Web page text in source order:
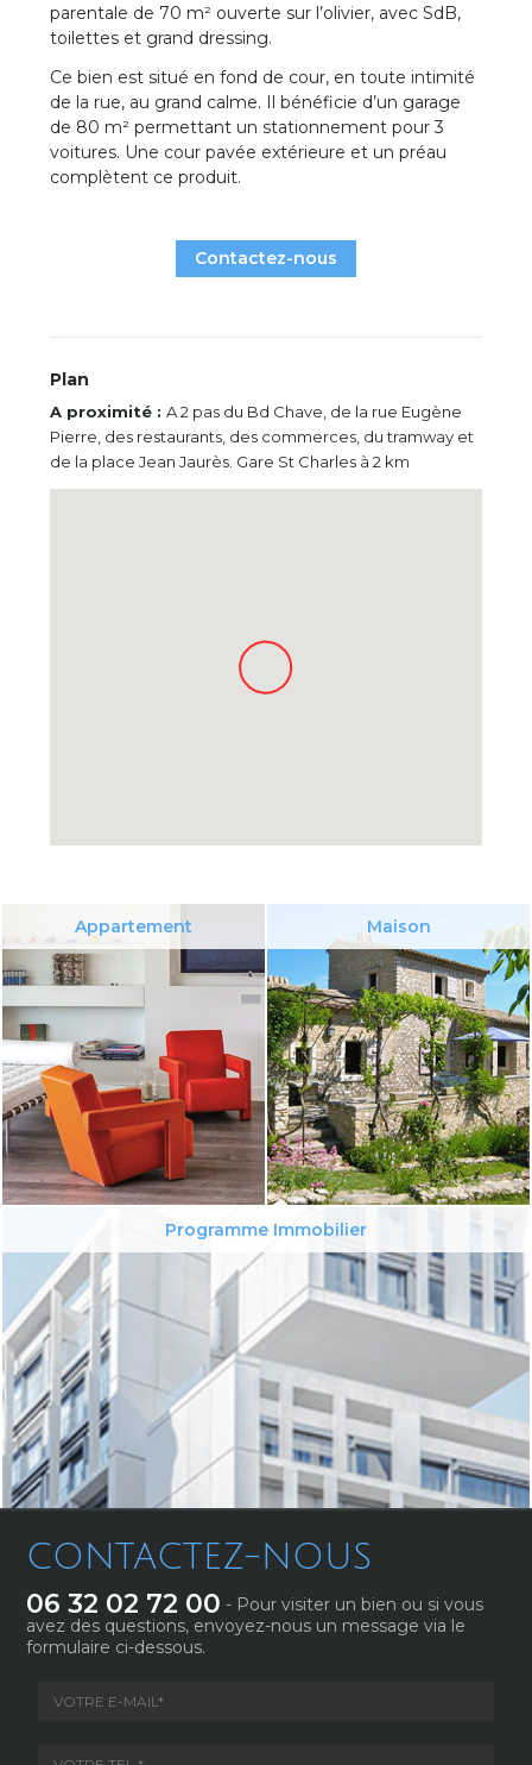
parentale de 70 m² ouverte sur l’olivier, avec SdB,
toilettes et grand dressing.
Ce bien est situé en fond de cour, en toute intimité
de la rue, au grand calme. Il bénéficie d’un garage
de 80 m² permettant un stationnement pour 3
voitures. Une cour pavée extérieure et un préau
complètent ce produit.
Contactez-nous
Plan
A proximité : A 2 pas du Bd Chave, de la rue Eugène
Pierre, des restaurants, des commerces, du tramway et
de la place Jean Jaurès. Gare St Charles à 2 km
Appartement Maison
Programme Immobilier
CONTACTEZ-NOUS
06 32 02 72 00 - Pour visiter un bien ou si vous
avez des questions, envoyez-nous un message via le
formulaire ci-dessous.